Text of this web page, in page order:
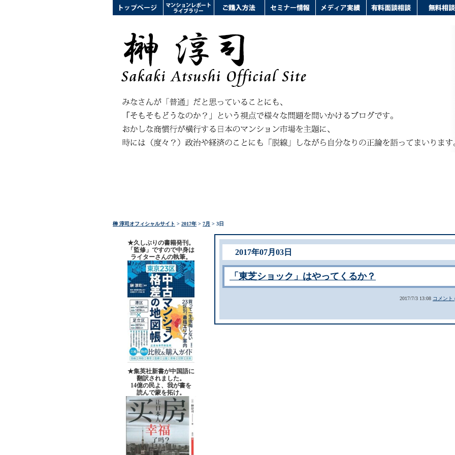
榊 淳司オフィシャルサイト > 2017年 > 7月 > 3日
★久しぶりの書籍発刊。
「監修」ですので中身は
ライターさんの執筆。
★集英社新書が中国語に
翻訳されました。
14億の民よ、我が書を
読んで蒙を拓け。
2017年07月03日
「東芝ショック」はやってくるか？
2017/7/3 13:08 コメント